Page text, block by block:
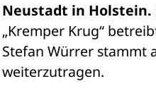
Neustadt in Holstein.
„Kremper Krug“
Stefan Würrer stammt
weiterzutragen.